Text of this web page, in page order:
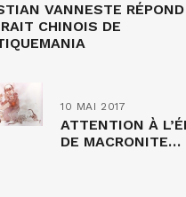
VANNESTE
CHINOIS DE
10 MAI 2017
ATTENTION À
DE MACRONITE…